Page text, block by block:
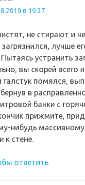
в 19:37
не стирают и
загрязнился, лучше
устранить
вы скорей всего
галстук помялся,
в
банки с
прижмите,
нибудь массивному
к стене.
ответить